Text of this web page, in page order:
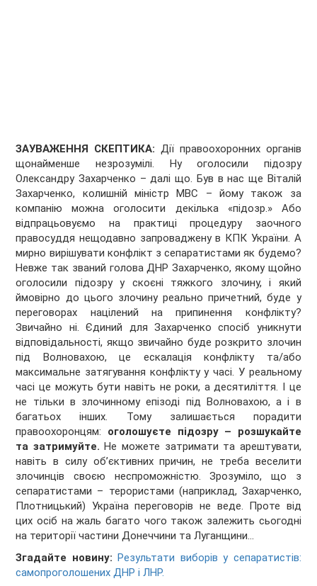
ЗАУВАЖЕННЯ СКЕПТИКА: Дії правоохоронних органів
щонайменше незрозумілі. Ну оголосили підозру
Олександру Захарченко – далі що. Був в нас ще Віталій
Захарченко, колишній міністр МВС – йому також за
компанію можна оголосити декілька «підозр.» Або
відпрацьовуємо на практиці процедуру заочного
правосуддя нещодавно запроваджену в КПК України. А
мирно вирішувати конфлікт з сепаратистами як будемо?
Невже так званий голова ДНР Захарченко, якому щойно
оголосили підозру у скоєні тяжкого злочину, і який
ймовірно до цього злочину реально причетний, буде у
переговорах націлений на припинення конфлікту?
Звичайно ні. Єдиний для Захарченко спосіб уникнути
відповідальності, якщо звичайно буде розкрито злочин
під Волновахою, це ескалація конфлікту та/або
максимальне затягування конфлікту у часі. У реальному
часі це можуть бути навіть не роки, а десятиліття. І це
не тільки в злочинному епізоді під Волновахою, а і в
багатьох інших. Тому залишається порадити
правоохоронцям: оголошуєте підозру – розшукайте
та затримуйте. Не можете затримати та арештувати,
навіть в силу об’єктивних причин, не треба веселити
злочинців своєю неспроможністю. Зрозуміло, що з
сепаратистами – терористами (наприклад, Захарченко,
Плотницький) Україна переговорів не веде. Проте від
цих осіб на жаль багато чого також залежить сьогодні
на території частини Донеччини та Луганщини…
Згадайте новину: Результати виборів у сепаратистів:
самопроголошених ДНР і ЛНР.